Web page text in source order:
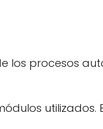
los procesos
utilizados.